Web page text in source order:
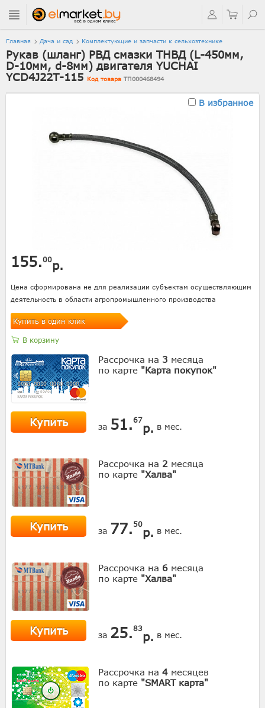
Главная Дача и сад Комплектующие и запчасти к сельхозтехнике
Рукав (шланг) РВД смазки ТНВД (L-450мм,
D-10мм, d-8мм) двигателя YUCHAI
YCD4J22T-115 Код товара ТП000468494
В избранное
155.00р.
Цена сформирована не для реализации субъектам осуществляющим
деятельность в области агропромышленного производства
Купить в один клик
В корзину
Рассрочка на 3 месяца
по карте "Карта покупок"
Купить за 51.67
р. в мес.
Рассрочка на 2 месяца
по карте "Халва"
Купить за 77. 50
р. в мес.
Рассрочка на 6 месяца
по карте "Халва"
Купить за 25.83
р. в мес.
Рассрочка на 4 месяцев
по карте "SMART карта"